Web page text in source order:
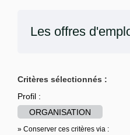
Les offres
Critères sélectionnés :
Profil :
ORGANISATION
» Conserver ces critères via :